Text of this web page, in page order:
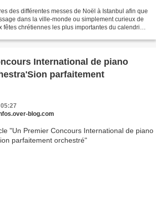
des différentes messes de Noël à Istanbul afin que
dans la ville-monde ou simplement curieux de
fêtes chrétiennes les plus importantes du calendrier
International de piano
parfaitement
blog.com